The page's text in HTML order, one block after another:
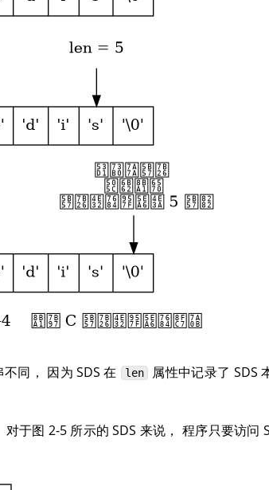
同， 因为 SDS 在 len
属性中记录了 SDS
对于图 2-5 所示的 SDS 来说， 程序只要访问